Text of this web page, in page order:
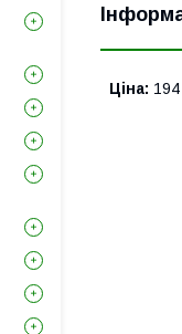
Ціна: